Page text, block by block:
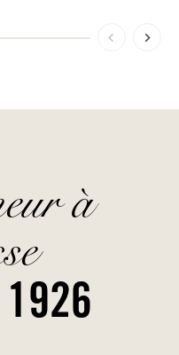
à
1926